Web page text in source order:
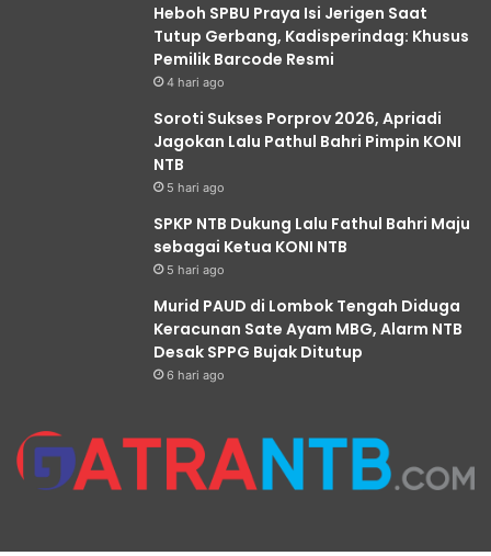
Heboh SPBU Praya Isi Jerigen Saat
Tutup Gerbang, Kadisperindag: Khusus
Pemilik Barcode Resmi
4 hari ago
Soroti Sukses Porprov 2026, Apriadi
Jagokan Lalu Pathul Bahri Pimpin KONI
NTB
5 hari ago
SPKP NTB Dukung Lalu Fathul Bahri Maju
sebagai Ketua KONI NTB
5 hari ago
Murid PAUD di Lombok Tengah Diduga
Keracunan Sate Ayam MBG, Alarm NTB
Desak SPPG Bujak Ditutup
6 hari ago